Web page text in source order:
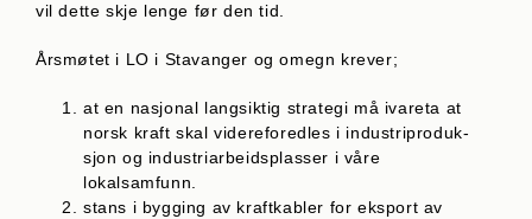
vil dette skje lenge før den tid.
Årsmøtet i LO i Stavanger og omegn krever;
at en nasjonal langsiktig strategi må ivareta at
norsk kraft skal videreforedles i industriproduk­
sjon og industriarbeidsplasser i våre
lokalsamfunn.
stans i bygging av kraftkabler for eksport av